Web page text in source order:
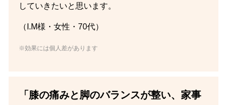
していきたいと思います。
（I.M様・女性・70代）
※効果には個人差があります
「膝の痛みと脚のバランスが整い、家事